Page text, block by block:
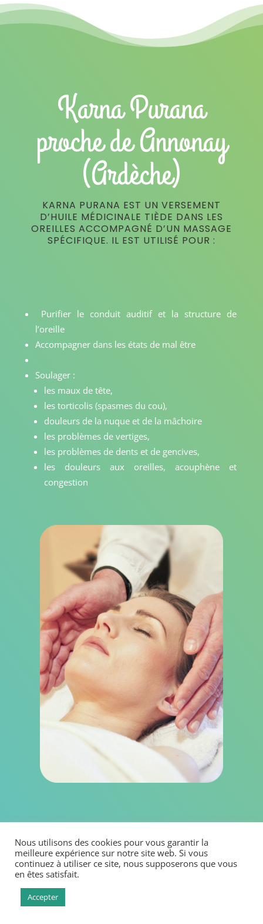
Karna Purana
proche de Annonay
(Ardèche)
KARNA PURANA EST UN VERSEMENT
D’HUILE MÉDICINALE TIÈDE DANS LES
OREILLES ACCOMPAGNÉ D’UN MASSAGE
SPÉCIFIQUE. IL EST UTILISÉ POUR :
Purifier le conduit auditif et la structure de
l’oreille
Accompagner dans les états de mal être
Soulager :
les maux de tête,
les torticolis (spasmes du cou),
douleurs de la nuque et de la mâchoire
les problèmes de vertiges,
les problèmes de dents et de gencives,
les douleurs aux oreilles, acouphène et
congestion
la perte d’audition
Faiblesse du nerf acoustique
Troubles neurologiques
les troubles de l’équilibre
Nous utilisons des cookies pour vous garantir la
meilleure expérience sur notre site web. Si vous
continuez à utiliser ce site, nous supposerons que vous
en êtes satisfait.
Accepter